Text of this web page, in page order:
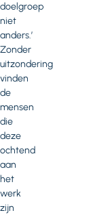
doelgroep
niet
anders.’
Zonder
uitzondering
vinden
de
mensen
die
deze
ochtend
aan
het
werk
zijn